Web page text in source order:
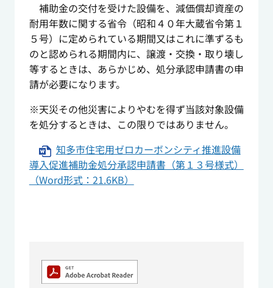
補助金の交付を受けた設備を、減価償却資産の
耐用年数に関する省令（昭和４０年大蔵省令第１
５号）に定められている期間又はこれに準ずるも
のと認められる期間内に、譲渡・交換・取り壊し
等するときは、あらかじめ、処分承認申請書の申
請が必要になります。
※天災その他災害によりやむを得ず当該対象設備
を処分するときは、この限りではありません。
知多市住宅用ゼロカーボンシティ推進設備
導入促進補助金処分承認申請書（第１３号様式）
（Word形式：21.6KB）